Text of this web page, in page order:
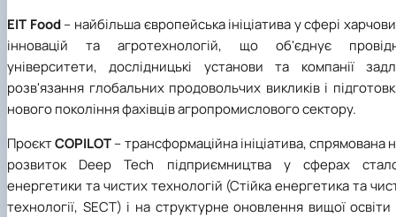
EIT Food– найбільша європейська ініціатива у сфері
інновацій та агротехнологій, що об'єднує
університети, дослідницькі установи та компанії
розв'язання глобальних продовольчих викликів і
нового покоління фахівців агропромислового сектору.
ПроєктCOPILOT– трансформаційна ініціатива, спрямована
розвиток Deep Tech підприємництва у сферах
енергетики та чистих технологій (Стійка енергетика та
технології, SECT) і на структурне оновлення вищої освіти